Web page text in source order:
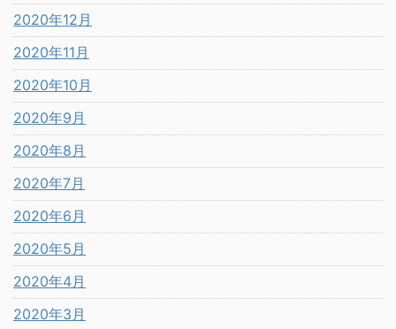
2020年12月
2020年11月
2020年10月
2020年9月
2020年8月
2020年7月
2020年6月
2020年5月
2020年4月
2020年3月